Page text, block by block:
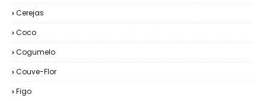
Cerejas
Coco
Cogumelo
Couve-Flor
Figo